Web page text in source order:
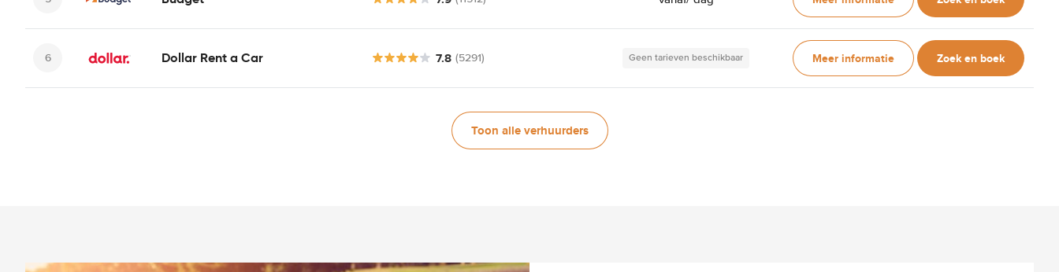
Dollar Rent a Car 7.8 (5291) Geen tarieven beschikbaar Meer informatie Zoek en boek
Toon alle verhuurders